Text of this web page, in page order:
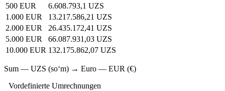
500 EUR
6.608.793,1 UZS
1.000 EUR
13.217.586,21 UZS
2.000 EUR
26.435.172,41 UZS
5.000 EUR
66.087.931,03 UZS
10.000 EUR 132.175.862,07 UZS
Sum — UZS (soʻm) → Euro — EUR (€)
Vordefinierte Umrechnungen